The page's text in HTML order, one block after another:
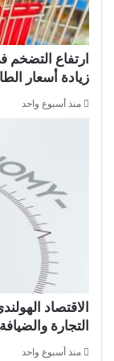
زيادة أسعار
منذ أسبوع واحد
الاقتصاد
التجارة
منذ أسبوع واحد